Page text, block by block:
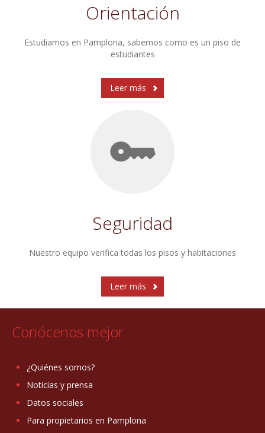
Orientación
Estudiamos en Pamplona, sabemos como es un piso de
estudiantes
Leer más
Seguridad
Nuestro equipo verifica todas los pisos y habitaciones
Leer más
Conócenos mejor
¿Quiénes somos?
Noticias y prensa
Datos sociales
Para propietarios en Pamplona